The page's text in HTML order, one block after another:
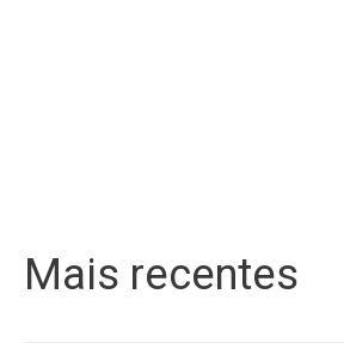
Mais recentes